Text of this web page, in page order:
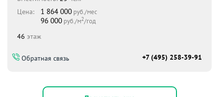
Цена:
1 864 000 руб./мес
96 000 руб./м2/год
46 этаж
Обратная связь +7 (495) 258-39-91